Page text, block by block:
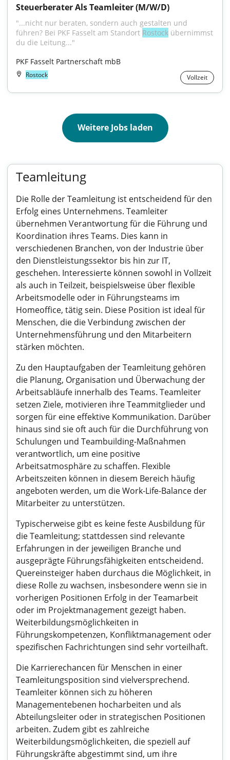
Steuerberater Als Teamleiter (M/W/D)
"...nicht nur beraten, sondern auch gestalten und
führen? Bei PKF Fasselt am Standort Rostock übernimmst
du die Leitung..."
PKF Fasselt Partnerschaft mbB
Rostock Vollzeit
Weitere Jobs laden
Teamleitung
Die Rolle der Teamleitung ist entscheidend für den
Erfolg eines Unternehmens. Teamleiter
übernehmen Verantwortung für die Führung und
Koordination ihres Teams. Dies kann in
verschiedenen Branchen, von der Industrie über
den Dienstleistungssektor bis hin zur IT,
geschehen. Interessierte können sowohl in Vollzeit
als auch in Teilzeit, beispielsweise über flexible
Arbeitsmodelle oder in Führungsteams im
Homeoffice, tätig sein. Diese Position ist ideal für
Menschen, die die Verbindung zwischen der
Unternehmensführung und den Mitarbeitern
stärken möchten.
Zu den Hauptaufgaben der Teamleitung gehören
die Planung, Organisation und Überwachung der
Arbeitsabläufe innerhalb des Teams. Teamleiter
setzen Ziele, motivieren ihre Teammitglieder und
sorgen für eine effektive Kommunikation. Darüber
hinaus sind sie oft auch für die Durchführung von
Schulungen und Teambuilding-Maßnahmen
verantwortlich, um eine positive
Arbeitsatmosphäre zu schaffen. Flexible
Arbeitszeiten können in diesem Bereich häufig
angeboten werden, um die Work-Life-Balance der
Mitarbeiter zu unterstützen.
Typischerweise gibt es keine feste Ausbildung für
die Teamleitung; stattdessen sind relevante
Erfahrungen in der jeweiligen Branche und
ausgeprägte Führungsfähigkeiten entscheidend.
Quereinsteiger haben durchaus die Möglichkeit, in
diese Rolle zu wachsen, insbesondere wenn sie in
vorherigen Positionen Erfolg in der Teamarbeit
oder im Projektmanagement gezeigt haben.
Weiterbildungsmöglichkeiten in
Führungskompetenzen, Konfliktmanagement oder
spezifischen Fachrichtungen sind sehr vorteilhaft.
Die Karrierechancen für Menschen in einer
Teamleitungsposition sind vielversprechend.
Teamleiter können sich zu höheren
Managementebenen hocharbeiten und als
Abteilungsleiter oder in strategischen Positionen
arbeiten. Zudem gibt es zahlreiche
Weiterbildungsmöglichkeiten, die speziell auf
Führungskräfte abgestimmt sind, um ihre